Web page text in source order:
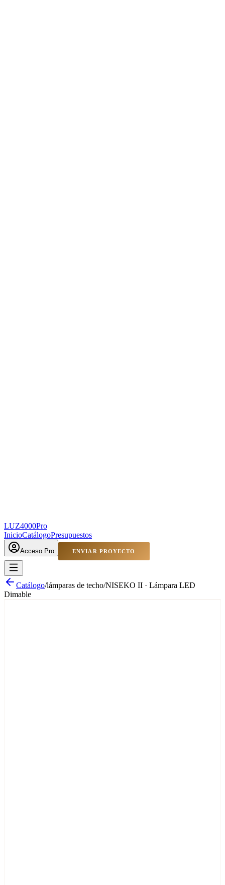
LUZ4000Pro
InicioCatálogoPresupuestos
Acceso Pro ENVIAR PROYECTO
Catálogo/lámparas de techo/NISEKO II · Lámpara LED
Dimable